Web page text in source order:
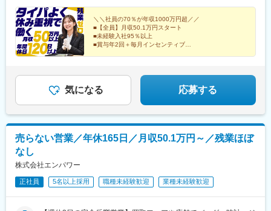
知・徳島◆九州福岡・佐賀・長崎・熊本・大分・宮崎・鹿児島※適
性に応じて直営店舗で経験を積んでいただく場合もあり《出張も
旅行気分で♪》出張先では、チームで現地のグルメを味わったり、
観光地を巡ったり。旅気分でリフレッシュしながら働いていま
す！
＼＼社員の70％が年収1000万円超／／
■【全員】月収50.1万円スタート
■未経験入社95％以上
■賞与年2回＋毎月インセンティブ
気になる 応募する
売らない営業／年休165日／月収50.1万円～／残業ほぼ
なし
株式会社エンパワー
正社員 5名以上採用 職種未経験歓迎 業種未経験歓迎